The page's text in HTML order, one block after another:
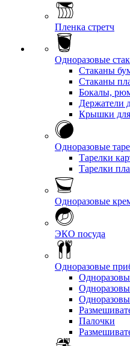
Пленка стретч
Одноразовые
Стаканы
Стаканы
Бокалы,
Держатели
Крышки для
Одноразовые
Тарелки
Тарелки
Одноразовые
ЭКО посуда
Одноразовые
Палочки